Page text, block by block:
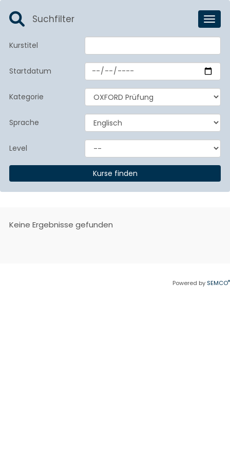
Suchfilter
Kurstitel
Startdatum
Kategorie
Sprache
Level
Keine Ergebnisse gefunden
Powered by SEMCO®